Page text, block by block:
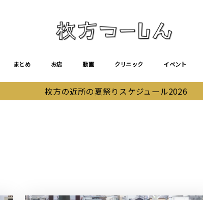
まとめ お店 動画 クリニック イベント
枚方の近所の夏祭りスケジュール2026